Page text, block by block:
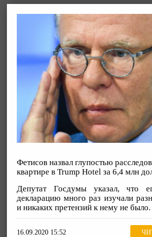
Фетисов назвал глупостью
квартире в Trump Hotel за 6,4 млн
Депутат Госдумы указал, что
декларацию много раз изучали
и никаких претензий к нему не было.
16.09.2020 15:52